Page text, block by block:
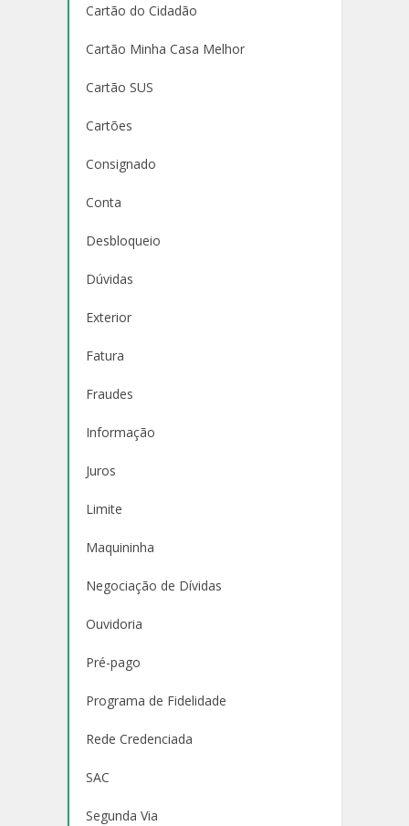
Cartão do Cidadão
Cartão Minha Casa Melhor
Cartão SUS
Cartões
Consignado
Conta
Desbloqueio
Dúvidas
Exterior
Fatura
Fraudes
Informação
Juros
Limite
Maquininha
Negociação de Dívidas
Ouvidoria
Pré-pago
Programa de Fidelidade
Rede Credenciada
SAC
Segunda Via